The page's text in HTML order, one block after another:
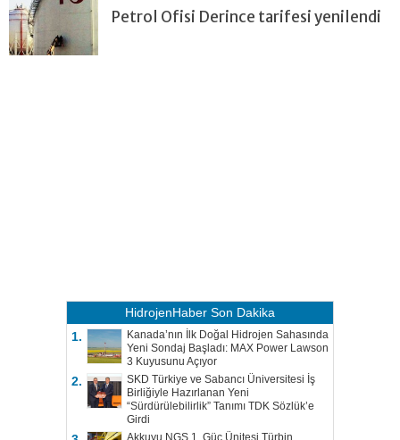
Petrol Ofisi Derince tarifesi yenilendi
HidrojenHaber Son Dakika
1.
Kanada’nın İlk Doğal Hidrojen Sahasında
Yeni Sondaj Başladı: MAX Power Lawson
3 Kuyusunu Açıyor
2.
SKD Türkiye ve Sabancı Üniversitesi İş
Birliğiyle Hazırlanan Yeni
“Sürdürülebilirlik” Tanımı TDK Sözlük’e
Girdi
Akkuyu NGS 1. Güç Ünitesi Türbin